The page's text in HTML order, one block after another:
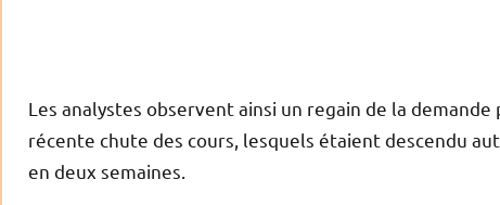
Les analystes observent ainsi un regain de la
récente chute des cours, lesquels étaient descendu
en deux semaines.